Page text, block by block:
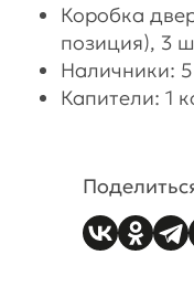
Коробка
позиция), 3
Наличники:
Капители: 1